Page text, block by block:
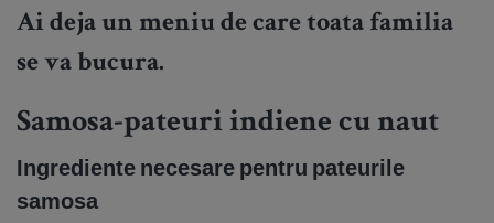
Ai deja un meniu de care toata familia
se va bucura.
Samosa-pateuri indiene cu naut
Ingrediente necesare pentru pateurile
samosa